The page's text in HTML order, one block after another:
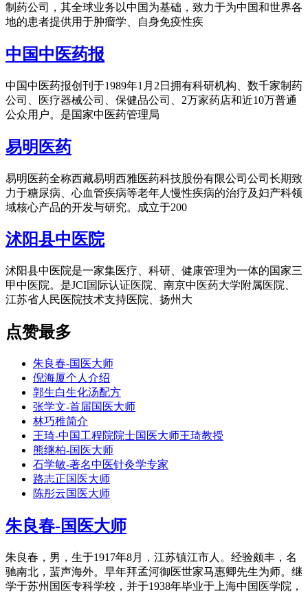
制药公司，其全球业务以中国为基础，致力于为中国和世界各
地的患者提供用于肿瘤学、自身免疫性疾
中国中医药报
中国中医药报创刊于1989年1月2日拥有科研机构、数千家制药
公司、医疗器械公司、保健品公司、2万家药店和近10万普通
公众用户。是国家中医药管理局
易明医药
易明医药全称西藏易明西雅医药科技股份有限公司公司长期致
力于糖尿病、心血管疾病等老年人慢性疾病的治疗及妇产科领
域核心产品的开发与研究。成立于200
沭阳县中医院
沭阳县中医院是一家集医疗、科研、健康管理为一体的国家三
甲中医院。是JCI国际认证医院、南京中医药大学附属医院、
江苏省人民医院技术支持医院、扬州大
点赞最多
朱良春-国医大师
倪海厦个人介绍
郭生白生化汤配方
张学文-首届国医大师
林巧稚简介
王琦-中国工程院院士国医大师王琦教授
熊继柏-国医大师
石学敏-著名中医针灸学专家
路志正国医大师
陈彤云国医大师
朱良春-国医大师
朱良春，男，生于1917年8月，江苏镇江市人。经验颇丰，名
驰南北，蜚声海外。早年拜孟河御医世家马惠卿先生为师。继
学于苏州国医专科学校，并于1938年毕业于上海中国医学院，